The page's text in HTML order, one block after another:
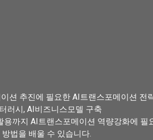
션 추진에 필요한 AI트랜스포메이션 전
러시, AI비즈니스모델 구축
용까지 AI트랜스포메이션 역량강화에 필
방법을 배울 수 있습니다.